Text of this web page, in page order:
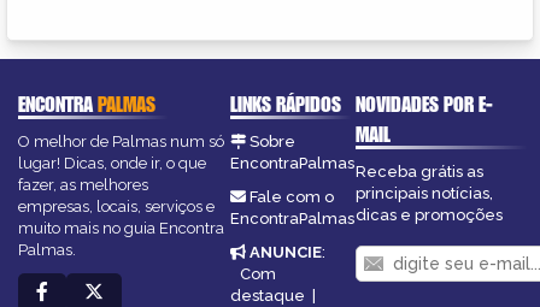
ENCONTRAPALMAS
O melhor de Palmas num só
lugar! Dicas, onde ir, o que
fazer, as melhores
empresas, locais, serviços e
muito mais no guia Encontra
Palmas.
LINKS RÁPIDOS
Sobre
EncontraPalmas
Fale com o
EncontraPalmas
ANUNCIE:
Com
destaque
NOVIDADES POR E-
MAIL
Receba grátis as
principais notícias,
dicas e promoções